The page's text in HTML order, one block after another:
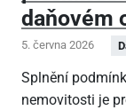
daňovém
5. června 2026
Splnění
nemovitosti je